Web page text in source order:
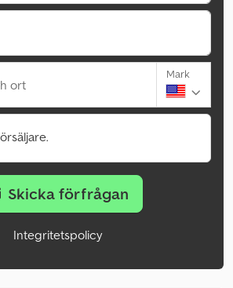
ort
Mark
Skicka förfrågan
Integritetspolicy